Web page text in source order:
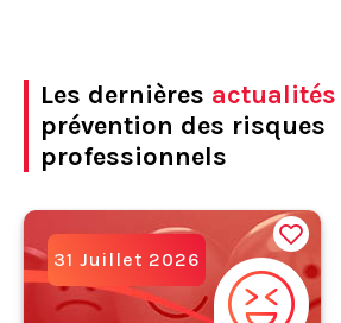
Les dernières actualités
prévention des risques
professionnels
31 Juillet 2026